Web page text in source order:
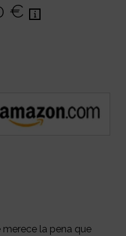
€
merece la pena que